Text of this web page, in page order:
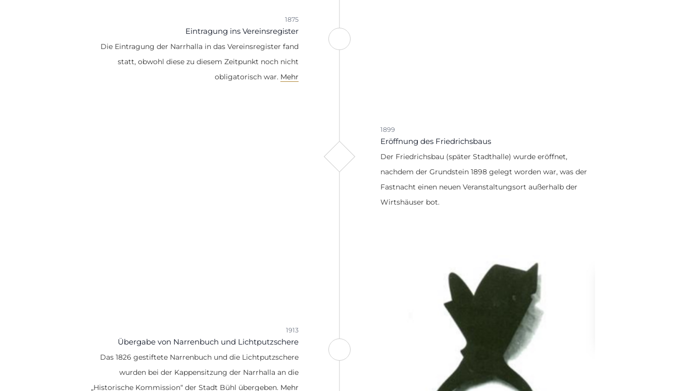
1875
Eintragung ins Vereinsregister
Die Eintragung der Narrhalla in das Vereinsregister fand
statt, obwohl diese zu diesem Zeitpunkt noch nicht
obligatorisch war. Mehr
1899
Eröffnung des Friedrichsbaus
Der Friedrichsbau (später Stadthalle) wurde eröffnet,
nachdem der Grundstein 1898 gelegt worden war, was der
Fastnacht einen neuen Veranstaltungsort außerhalb der
Wirtshäuser bot.
1913
Übergabe von Narrenbuch und Lichtputzschere
Das 1826 gestiftete Narrenbuch und die Lichtputzschere
wurden bei der Kappensitzung der Narrhalla an die
„Historische Kommission“ der Stadt Bühl übergeben. Mehr